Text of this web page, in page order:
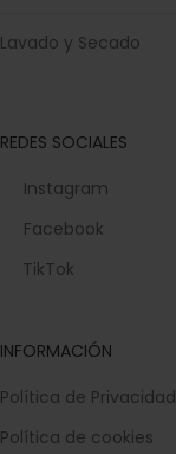
Lavado y Secado
REDES SOCIALES
Instagram
Facebook
TikTok
INFORMACIÓN
Política de Privacidad
Política de cookies